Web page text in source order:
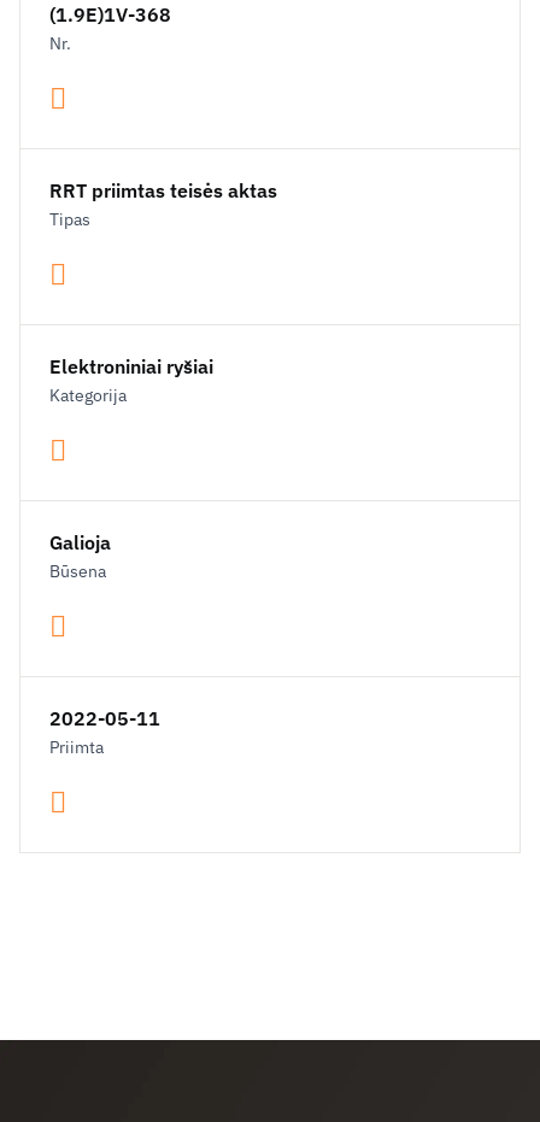
(1.9E)1V-368
Nr.
RRT priimtas teisės aktas
Tipas
Elektroniniai ryšiai
Kategorija
Galioja
Būsena
2022-05-11
Priimta